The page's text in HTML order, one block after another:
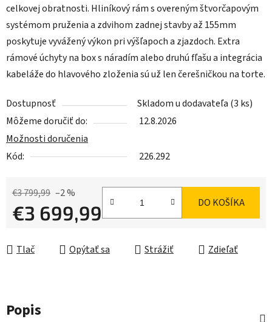
celkovej obratnosti. Hliníkový rám s overeným štvorčapovým
systémom pruženia a zdvihom zadnej stavby až 155mm
poskytuje vyvážený výkon pri výšľapoch a zjazdoch. Extra
rámové úchyty na box s náradím alebo druhú fľašu a integrácia
kabeláže do hlavového zloženia sú už len čerešničkou na torte.
Dostupnosť Skladom u dodavateľa (3 ks)
Môžeme doručiť do:
12.8.2026
Možnosti doručenia
Kód:
226.292
€3 799,99 –2 %
€3 699,99 DO KOŠÍKA
Tlač Opýtať sa Strážiť Zdieľať
Popis